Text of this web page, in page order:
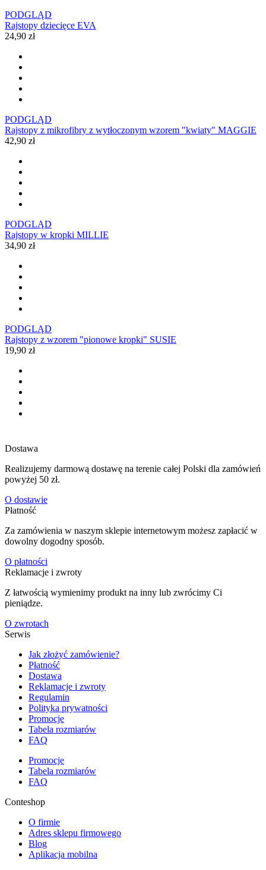
PODGLĄD
Rajstopy dziecięce EVA
24,90 zł
PODGLĄD
Rajstopy z mikrofibry z wytłoczonym wzorem "kwiaty" MAGGIE
42,90 zł
PODGLĄD
Rajstopy w kropki MILLIE
34,90 zł
PODGLĄD
Rajstopy z wzorem "pionowe kropki" SUSIE
19,90 zł
Dostawa
Realizujemy darmową dostawę na terenie całej Polski dla zamówień
powyżej 50 zł.
O dostawie
Płatność
Za zamówienia w naszym sklepie internetowym możesz zapłacić w
dowolny dogodny sposób.
O płatności
Reklamacje i zwroty
Z łatwością wymienimy produkt na inny lub zwrócimy Ci
pieniądze.
O zwrotach
Serwis
Jak złożyć zamówienie?
Płatność
Dostawa
Reklamacje i zwroty
Regulamin
Polityka prywatności
Promocje
Tabela rozmiarów
FAQ
Promocje
Tabela rozmiarów
FAQ
Conteshop
O firmie
Adres sklepu firmowego
Blog
Aplikacja mobilna